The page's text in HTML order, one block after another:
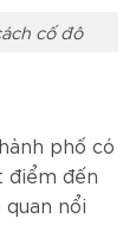
cố đô
phố có
điểm đến
nổi